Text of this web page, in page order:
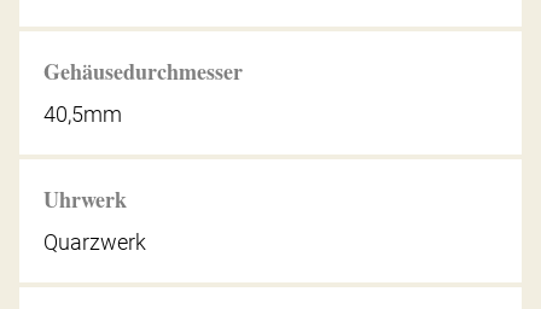
Gehäusedurchmesser
40,5mm
Uhrwerk
Quarzwerk